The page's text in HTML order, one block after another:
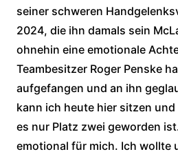
seiner schweren
2024, die ihn damals sein
ohnehin eine emotionale
Teambesitzer Roger Penske
aufgefangen und an ihn
kann ich heute hier sitzen
es nur Platz zwei geworden
emotional für mich. Ich wollte